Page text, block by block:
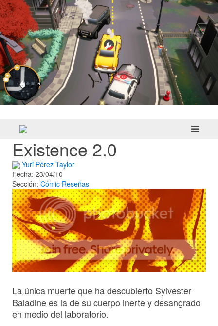
Existence 2.0
Yuri Pérez Taylor
Fecha: 23/04/10
Sección: Cómic Reseñas
La única muerte que ha descubierto Sylvester
Baladine es la de su cuerpo inerte y desangrado
en medio del laboratorio.